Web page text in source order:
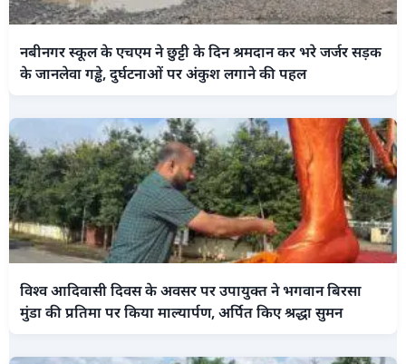
नबीनगर स्कूल के एचएम ने छुट्टी के दिन श्रमदान कर भरे जर्जर सड़क
के जानलेवा गड्ढे, दुर्घटनाओं पर अंकुश लगाने की पहल
विश्व आदिवासी दिवस के अवसर पर उपायुक्त ने भगवान बिरसा
मुंडा की प्रतिमा पर किया माल्यार्पण, अर्पित किए श्रद्धा सुमन